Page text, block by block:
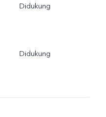
Didukung
Didukung